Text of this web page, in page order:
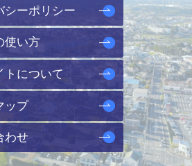
シーポリシー
使い方
トについて
ップ
わせ